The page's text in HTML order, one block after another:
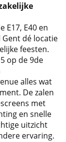
E17, E40 en
dé locatie
feesten.
op de 9de
alles wat
De zalen
met
en snelle
uitzicht
ervaring.